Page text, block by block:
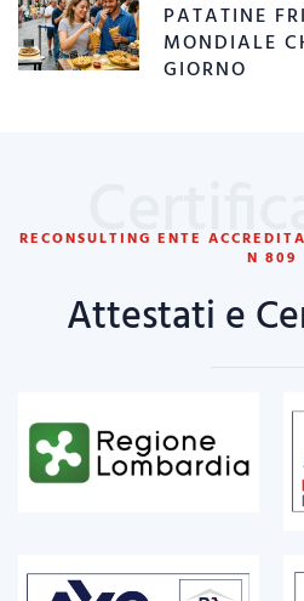
PATATINE
MONDIALE
GIORNO
RECONSULTING ENTE
N 809
Attestati e